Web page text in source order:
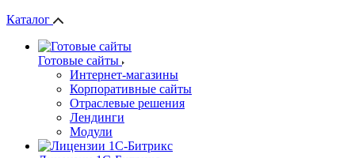
Каталог
Готовые сайты
Интернет-магазины
Корпоративные сайты
Отраслевые решения
Лендинги
Модули